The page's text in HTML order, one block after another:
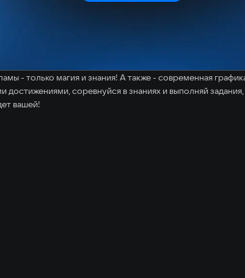
- только магия и знания! А также - современная
достижениями, соревнуйся в знаниях и выполняй
вашей!